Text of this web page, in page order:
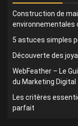
Construction de
environnementales
5 astuces simples
Découverte des
WebFeather – Le
du Marketing Digital
Les critères
parfait